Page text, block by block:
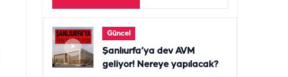
Güncel
Şanlıurfa’ya dev AVM
geliyor! Nereye yapılacak?